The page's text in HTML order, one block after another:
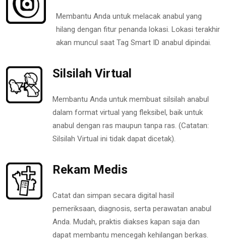
Membantu Anda untuk melacak anabul yang
hilang dengan fitur penanda lokasi. Lokasi terakhir
akan muncul saat Tag Smart ID anabul dipindai.
Silsilah Virtual
Membantu Anda untuk membuat silsilah anabul
dalam format virtual yang fleksibel, baik untuk
anabul dengan ras maupun tanpa ras. (Catatan:
Silsilah Virtual ini tidak dapat dicetak).
Rekam Medis
Catat dan simpan secara digital hasil
pemeriksaan, diagnosis, serta perawatan anabul
Anda. Mudah, praktis diakses kapan saja dan
dapat membantu mencegah kehilangan berkas.